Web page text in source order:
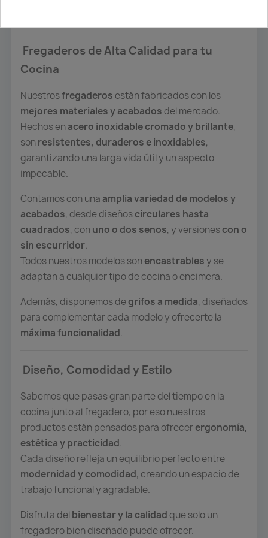
Fregaderos de Alta Calidad para tu
Cocina
Nuestrosfregaderos están fabricados con los
mejores materiales y acabados del mercado.
Hechos en acero inoxidable cromado y brillante,
son resistentes, duraderos e inoxidables,
garantizando una larga vida útil y un aspecto
impecable.
Contamos con una amplia variedad de modelos y
acabados, desde diseñoscirculares hasta
cuadrados, con uno o dos senos, y versionescon o
sin escurridor.
Todos nuestros modelos son encastrablesy se
adaptan a cualquier tipo de cocina o encimera.
Además, disponemos degrifos a medida, diseñados
para complementar cada modelo y ofrecerte la
máxima funcionalidad.
Diseño, Comodidad y Estilo
Sabemos que pasas gran parte del tiempo en la
cocina junto al fregadero, por eso nuestros
productos están pensados para ofrecerergonomía,
estética y practicidad.
Cada diseño refleja un equilibrio perfecto entre
modernidad y comodidad, creando un espacio de
trabajo funcional y agradable.
Disfruta del bienestar y la calidad que solo un
fregadero bien diseñado puede ofrecer.